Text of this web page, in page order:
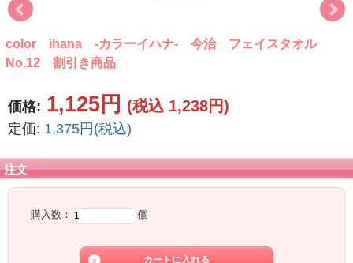
color ihana -カラーイハナ- 今治 フェイスタオル
No.12 割引き商品
価格: 1,125円 (税込 1,238円)
定価: 1,375円(税込)
注文
購入数： 個